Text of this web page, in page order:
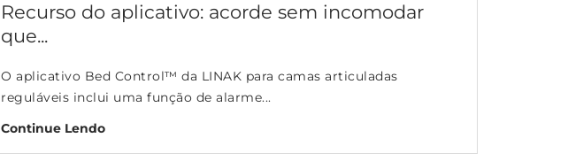
Recurso do aplicativo: acorde sem incomodar
que...
O aplicativo Bed Control™ da LINAK para camas articuladas
reguláveis inclui uma função de alarme...
Continue Lendo